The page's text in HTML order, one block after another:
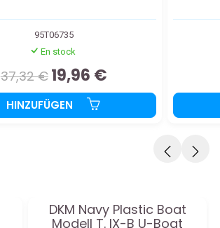
95T06735
En stock
37,32 € 19,96 €
HINZUFÜGEN
DKM Navy Plastic Boat
Modell T. IX-B U-Boat